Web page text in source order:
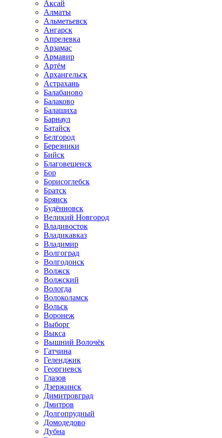
Аксай
Алматы
Альметьевск
Ангарск
Апрелевка
Арзамас
Армавир
Артём
Архангельск
Астрахань
Балабаново
Балаково
Балашиха
Барнаул
Батайск
Белгород
Березники
Бийск
Благовещенск
Бор
Борисоглебск
Братск
Брянск
Будённовск
Великий Новгород
Владивосток
Владикавказ
Владимир
Волгоград
Волгодонск
Волжск
Волжский
Вологда
Волоколамск
Вольск
Воронеж
Выборг
Выкса
Вышний Волочёк
Гатчина
Геленджик
Георгиевск
Глазов
Дзержинск
Димитровград
Дмитров
Долгопрудный
Домодедово
Дубна